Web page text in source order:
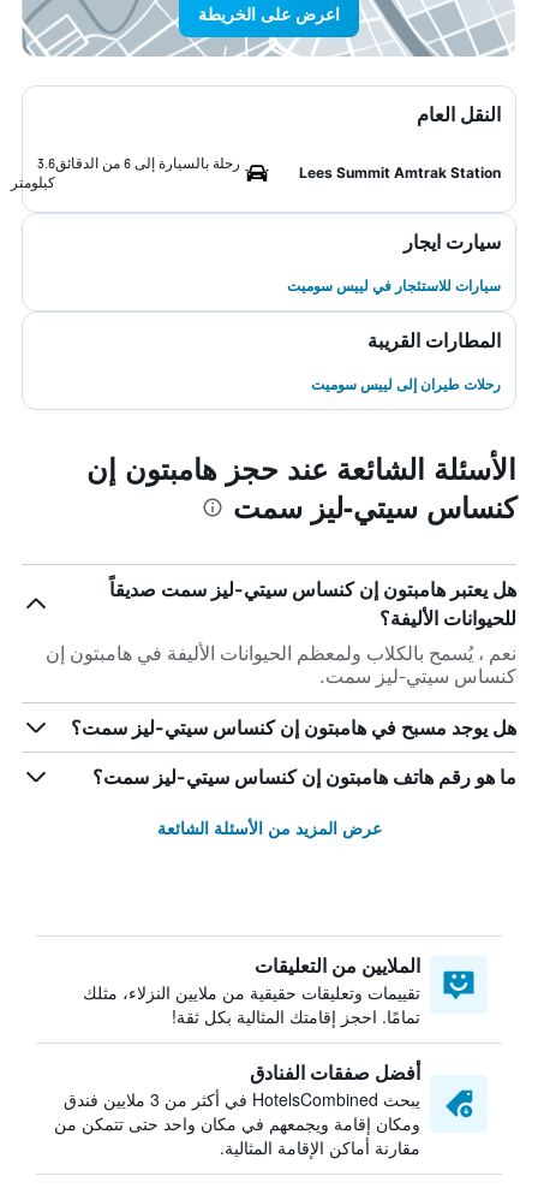
اعرض على الخريطة
النقل العام
Lees Summit Amtrak Station
رحلة بالسيارة إلى 6 من الدقائق
3.6
كيلومتر
سيارت ايجار
سيارات للاستئجار في لييس سوميت
المطارات القريبة
رحلات طيران إلى لييس سوميت
الأسئلة الشائعة عند حجز هامبتون إن
كنساس سيتي-ليز سمت
هل يعتبر هامبتون إن كنساس سيتي-ليز سمت صديقاً
للحيوانات الأليفة؟
نعم ، يُسمح بالكلاب ولمعظم الحيوانات الأليفة في هامبتون إن
كنساس سيتي-ليز سمت.
هل يوجد مسبح في هامبتون إن كنساس سيتي-ليز سمت؟
ما هو رقم هاتف هامبتون إن كنساس سيتي-ليز سمت؟
عرض المزيد من الأسئلة الشائعة
الملايين من التعليقات
تقييمات وتعليقات حقيقية من ملايين النزلاء، مثلك
تمامًا. احجز إقامتك المثالية بكل ثقة!
أفضل صفقات الفنادق
يبحث HotelsCombined في أكثر من 3 ملايين فندق
ومكان إقامة ويجمعهم في مكان واحد حتى تتمكن من
مقارنة أماكن الإقامة المثالية.